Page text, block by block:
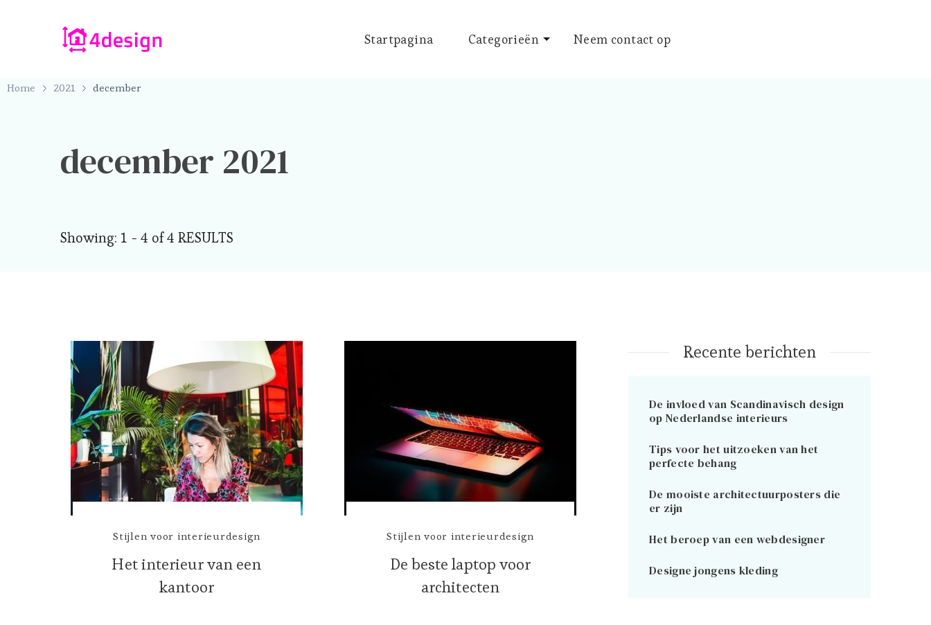
Startpagina Categorieën Neem contact op
Home 2021 december
december 2021
Showing: 1 - 4 of 4 RESULTS
Stijlen voor interieurdesign
Het interieur van een
kantoor
Stijlen voor interieurdesign
De beste laptop voor
architecten
Recente berichten
De invloed van Scandinavisch design
op Nederlandse interieurs
Tips voor het uitzoeken van het
perfecte behang
De mooiste architectuurposters die
er zijn
Het beroep van een webdesigner
Designe jongens kleding